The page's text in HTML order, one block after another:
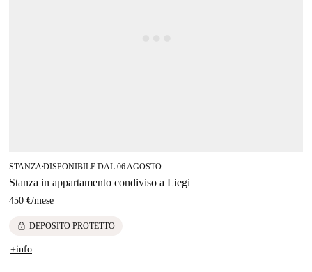
STANZA■DISPONIBILE DAL 06 AGOSTO
Stanza in appartamento condiviso a Liegi
450 €/mese
lock DEPOSITO PROTETTO
+info